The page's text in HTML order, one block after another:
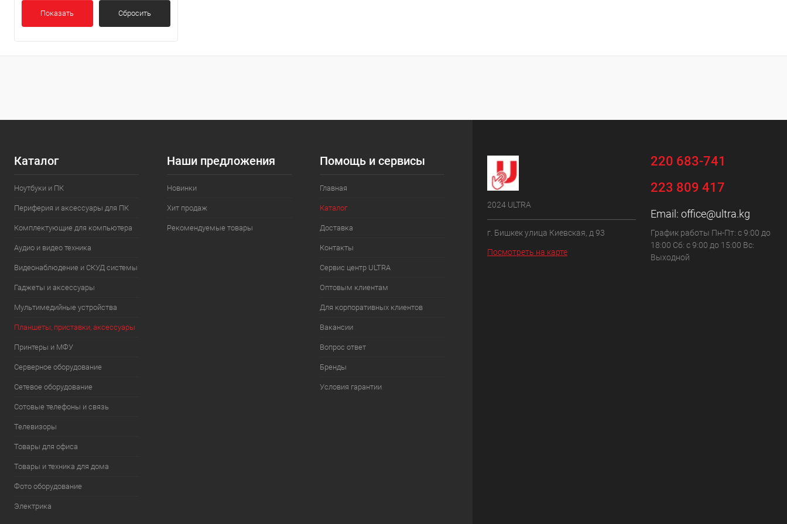
Показать Сбросить
Каталог
Ноутбуки и ПК
Периферия и аксессуары для ПК
Комплектующие для компьютера
Аудио и видео техника
Видеонаблюдение и СКУД системы
Гаджеты и аксессуары
Мультимедийные устройства
Планшеты, приставки, аксессуары
Принтеры и МФУ
Серверное оборудование
Сетевое оборудование
Сотовые телефоны и связь
Телевизоры
Товары для офиса
Товары и техника для дома
Фото оборудование
Электрика
Наши предложения
Новинки
Хит продаж
Рекомендуемые товары
Помощь и сервисы
Главная
Каталог
Доставка
Контакты
Сервис центр ULTRA
Оптовым клиентам
Для корпоративных клиентов
Вакансии
Вопрос ответ
Бренды
Условия гарантии
2024 ULTRA
г. Бишкек улица Киевская, д 93
Посмотреть на карте
220 683-741
223 809 417
Email: office@ultra.kg
График работы Пн-Пт: с 9:00 до
18:00 Сб: с 9:00 до 15:00 Вс:
Выходной